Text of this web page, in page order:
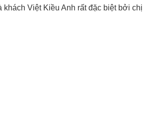
khách Việt Kiều Anh rất đặc biệt bởi chị